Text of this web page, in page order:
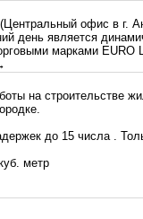
офис в г.
день является
марками EURO
на строительстве
до 15 числа .
метр